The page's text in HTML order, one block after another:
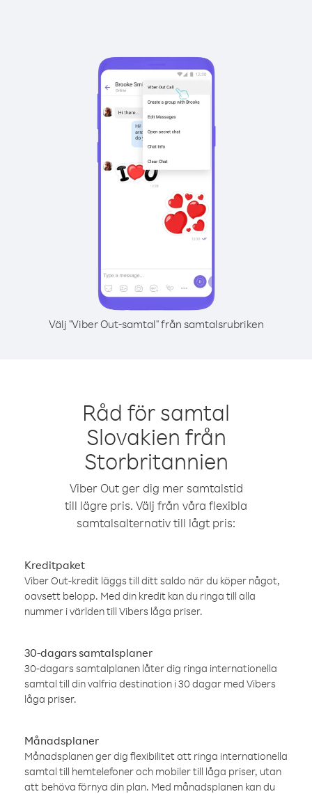
Välj "Viber Out-samtal" från samtalsrubriken
Råd för samtal
Slovakien från
Storbritannien
Viber Out ger dig mer samtalstid
till lägre pris. Välj från våra flexibla
samtalsalternativ till lågt pris:
Kreditpaket
Viber Out-kredit läggs till ditt saldo när du köper något,
oavsett belopp. Med din kredit kan du ringa till alla
nummer i världen till Vibers låga priser.
30-dagars samtalsplaner
30-dagars samtalplanen låter dig ringa internationella
samtal till din valfria destination i 30 dagar med Vibers
låga priser.
Månadsplaner
Månadsplanen ger dig flexibilitet att ringa internationella
samtal till hemtelefoner och mobiler till låga priser, utan
att behöva förnya din plan. Med månadsplanen kan du